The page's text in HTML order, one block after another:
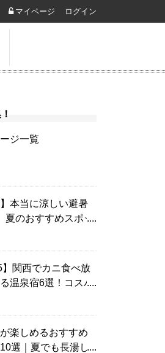
マイページ ログイン
ジ一覧
】本当に涼しい避暑
のおすすめスポッ
】関西でカニ食べ放
温泉宿6選！コスパ
楽しめるおすすめ
選｜夏でも長湯し